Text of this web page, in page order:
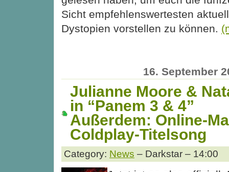
Sicht empfehlenswertesten
Dystopien vorstellen zu können.
16. September
Julianne Moore &
in “Panem 3 & 4”
Außerdem: Online-
Coldplay-Titelsong
Category: News – Darkstar – 14:00